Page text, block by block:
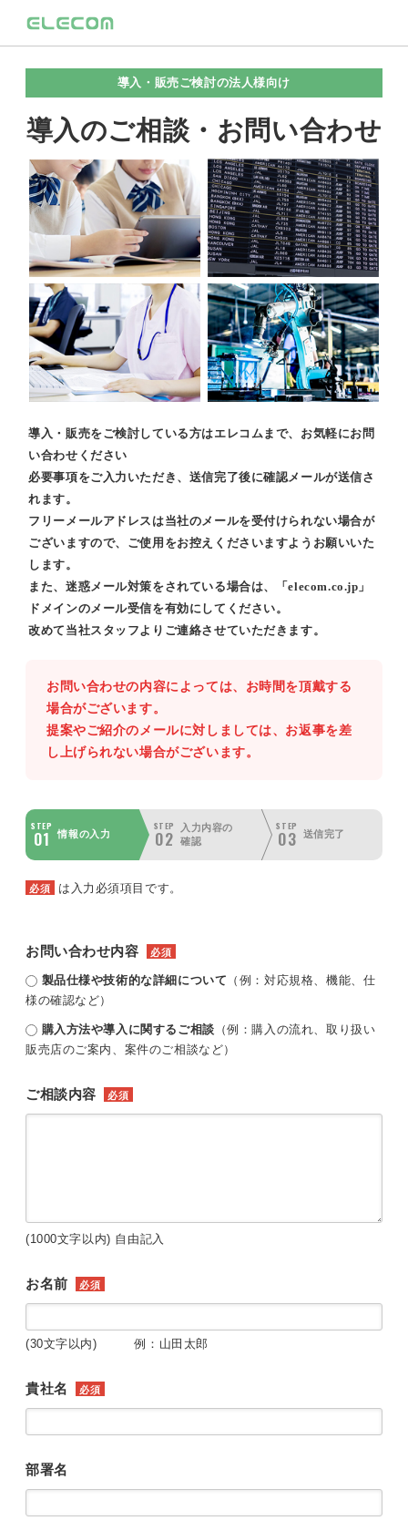
導入・販売ご検討の法人様向け
導入のご相談・お問い合わせ
導入・販売をご検討している方はエレコムまで、お気軽にお問
い合わせください
必要事項をご入力いただき、送信完了後に確認メールが送信さ
れます。
フリーメールアドレスは当社のメールを受付けられない場合が
ございますので、ご使用をお控えくださいますようお願いいた
します。
また、迷惑メール対策をされている場合は、「elecom.co.jp」
ドメインのメール受信を有効にしてください。
改めて当社スタッフよりご連絡させていただきます。
お問い合わせの内容によっては、お時間を頂戴する
場合がございます。
提案やご紹介のメールに対しましては、お返事を差
し上げられない場合がございます。
STEP
01 情報の入力
STEP
02
入力内容の
確認
STEP
03 送信完了
必須 は入力必須項目です。
お問い合わせ内容 必須
製品仕様や技術的な詳細について （例：対応規格、機能、仕
様の確認など）
購入方法や導入に関するご相談 （例：購入の流れ、取り扱い
販売店のご案内、案件のご相談など）
ご相談内容 必須
(1000文字以内) 自由記入
お名前 必須
(30文字以内) 例：山田太郎
貴社名 必須
部署名